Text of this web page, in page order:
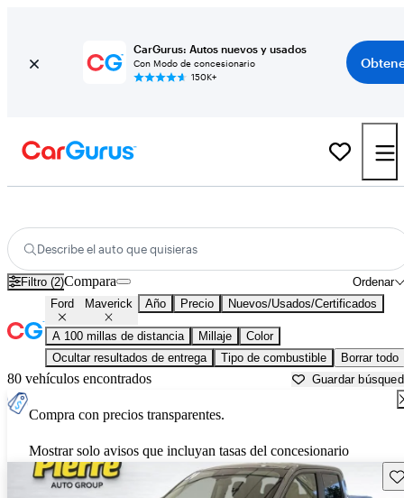
CarGurus: Autos nuevos y usados
Con Modo de concesionario
150K+
Describe el auto que quisieras
Filtro (2) Ordenar
Compara
Ford Maverick Año Precio Nuevos/Usados/Certificados
A 100 millas de distancia Millaje
Color
Ocultar resultados de entrega
Tipo de combustible Borrar todo
80 vehículos encontrados Guardar
Compra con precios transparentes.
Mostrar solo avisos que incluyan tasas del concesionario